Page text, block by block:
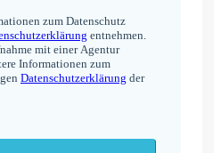
zum Datenschutz
entnehmen.
mit einer Agentur
Informationen zum
Datenschutzerklärung der